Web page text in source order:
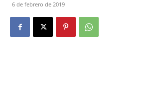
6 de febrero de 2019